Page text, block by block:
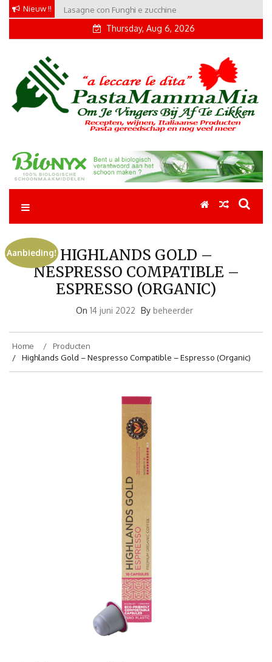
Skip
content
Nieuw !! Lasagne con Funghi e zucchine
Conchiglie alla Amatriciana
Thursday, Aug 6, 2026
Pastamammamia
Pastarecepten om je vingers bij af te likken
HIGHLANDS GOLD –
NESPRESSO COMPATIBLE –
ESPRESSO (ORGANIC)
On 14 juni 2022 By beheerder
Home
Producten
Highlands Gold – Nespresso Compatible – Espresso (Organic)
Aanbieding!